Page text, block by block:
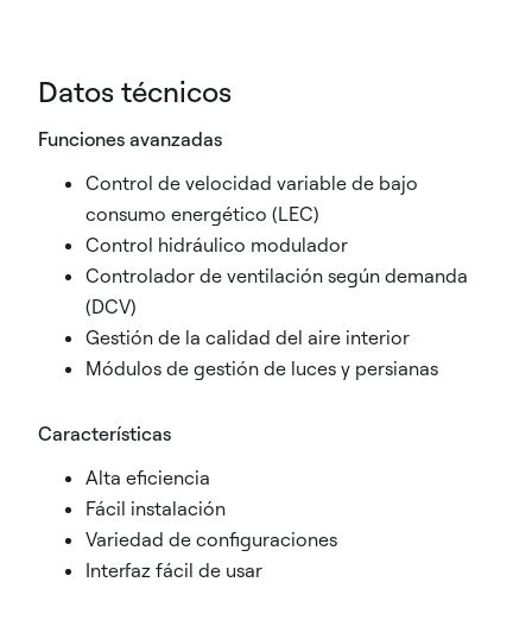
Datos técnicos
Funciones avanzadas
Control de velocidad variable de bajo
consumo energético (LEC)
Control hidráulico modulador
Controlador de ventilación según demanda
(DCV)
Gestión de la calidad del aire interior
Módulos de gestión de luces y persianas
Características
Alta eficiencia
Fácil instalación
Variedad de configuraciones
Interfaz fácil de usar